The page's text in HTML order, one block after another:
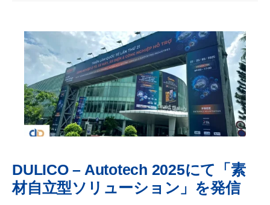
DULICO – Autotech 2025にて「素
材自立型ソリューション」を発信